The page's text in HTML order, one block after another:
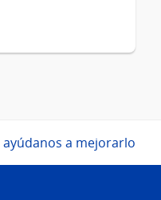
ayúdanos a mejorarlo